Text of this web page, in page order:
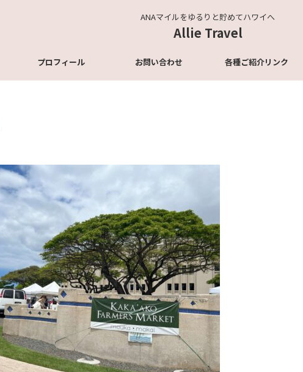
ANAマイルをゆるりと貯めてハワイへ
Allie Travel
プロフィール お問い合わせ 各種ご紹介リンク